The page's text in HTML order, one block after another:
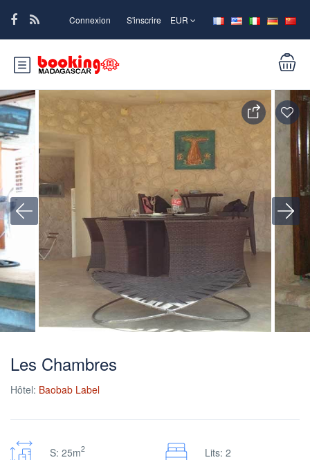
Connexion S'inscrire EUR
Les Chambres
Hôtel: Baobab Label
S: 25m2 Lits: 2